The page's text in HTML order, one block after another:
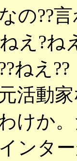
の??
え?ね
ねえ??
活動
けか
ンタ